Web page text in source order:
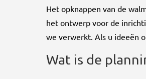
Het opknappen van de
het ontwerp voor de
we verwerkt. Als u ideeën
Wat is de